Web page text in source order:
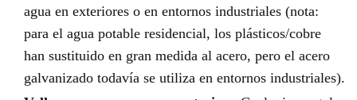
agua en exteriores o en entornos industriales (nota:
para el agua potable residencial, los plásticos/cobre
han sustituido en gran medida al acero, pero el acero
galvanizado todavía se utiliza en entornos industriales).